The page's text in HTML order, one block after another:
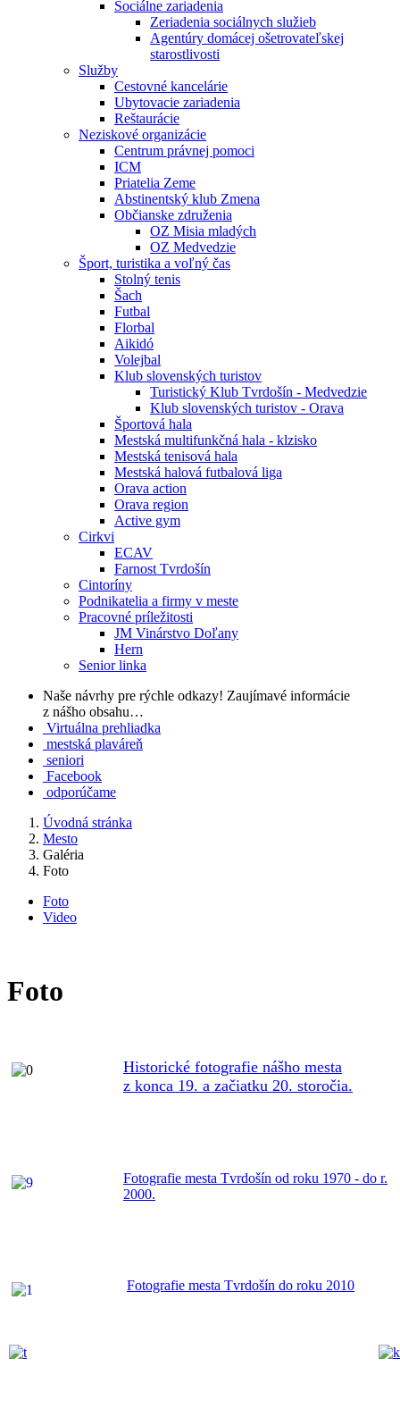
Sociálne zariadenia
Zeriadenia sociálnych služieb
Agentúry domácej ošetrovateľskej
starostlivosti
Služby
Cestovné kancelárie
Ubytovacie zariadenia
Reštaurácie
Neziskové organizácie
Centrum právnej pomoci
ICM
Priatelia Zeme
Abstinentský klub Zmena
Občianske združenia
OZ Misia mladých
OZ Medvedzie
Šport, turistika a voľný čas
Stolný tenis
Šach
Futbal
Florbal
Aikidó
Volejbal
Klub slovenských turistov
Turistický Klub Tvrdošín - Medvedzie
Klub slovenských turistov - Orava
Športová hala
Mestská multifunkčná hala - klzisko
Mestská tenisová hala
Mestská halová futbalová liga
Orava action
Orava region
Active gym
Cirkvi
ECAV
Farnost Tvrdošín
Cintoríny
Podnikatelia a firmy v meste
Pracovné príležitosti
JM Vinárstvo Doľany
Hern
Senior linka
Naše návrhy pre rýchle odkazy! Zaujímavé informácie
z nášho obsahu…
Virtuálna prehliadka
mestská plaváreň
seniori
Facebook
odporúčame
Úvodná stránka
Mesto
Galéria
Foto
Foto
Video
Foto
Historické fotografie nášho mesta
z konca 19. a začiatku 20. storočia.
Fotografie mesta Tvrdošín od roku 1970 - do r.
2000.
Fotografie mesta Tvrdošín do roku 2010